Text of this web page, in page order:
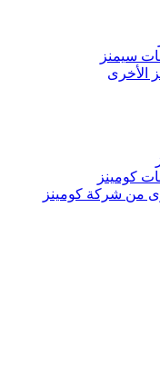
سيمنز
الأخرى
كومينز
من شركة كومينز